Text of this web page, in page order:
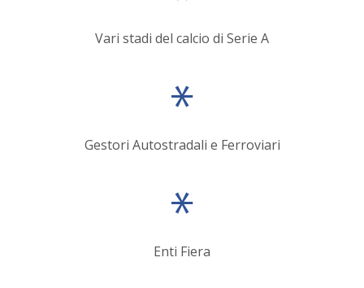
Vari stadi del calcio di Serie A
Gestori Autostradali e Ferroviari
Enti Fiera